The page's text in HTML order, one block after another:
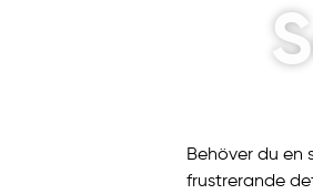
Behöver du en
frustrerande